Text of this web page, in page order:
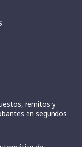
remitos y
en segundos